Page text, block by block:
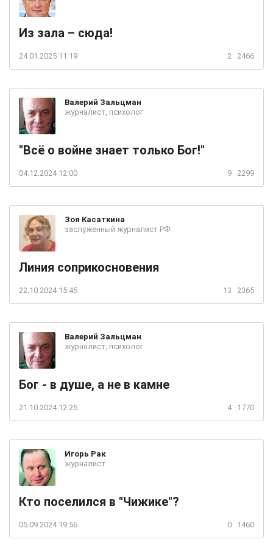
Из зала – сюда!
24.01.2025 11:19 2 2466
Валерий Зальцман
журналист, психолог
"Всё о войне знает только Бог!"
04.12.2024 12:00 9 2299
Зоя Касаткина
заслуженный журналист РФ
Линия соприкосновения
22.10.2024 15:45 13 2365
Валерий Зальцман
журналист, психолог
Бог - в душе, а не в камне
21.10.2024 12:25 4 1770
Игорь Рак
журналист
Кто поселился в "Чижике"?
05.09.2024 19:56 0 1460